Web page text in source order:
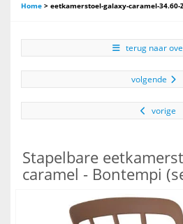
Home > eetkamerstoel-galaxy-caramel-34.60-
terug naar
volgende
vorige
Stapelbare
caramel - Bontempi